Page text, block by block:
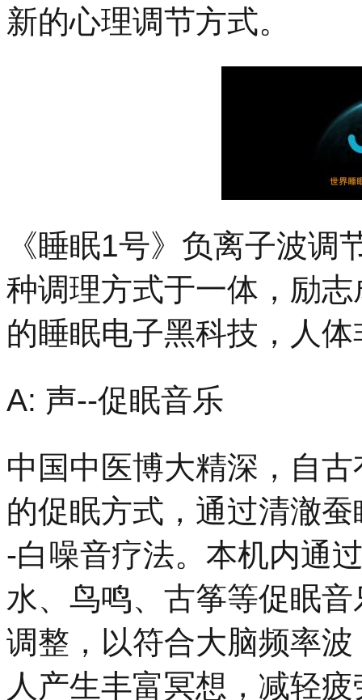
新的心理调节方式。
《睡眠1号》负离子波
种调理方式于一体，励
的睡眠电子黑科技，人
A: 声--促眠音乐
中国中医博大精深，自
的促眠方式，通过清澈
-白噪音疗法。本机内通
水、鸟鸣、古筝等促眠
调整，以符合大脑频率
人产生丰富冥想，减轻